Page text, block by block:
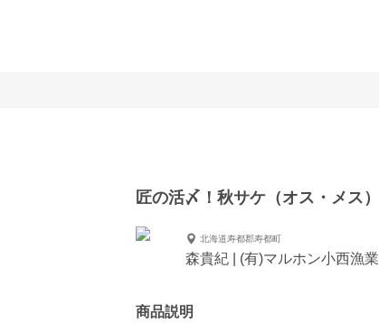
匠の活〆！秋サケ（オス・メス）
北海道寿都郡寿都町
森貴紀 | (有)マルホン小西漁業
商品説明